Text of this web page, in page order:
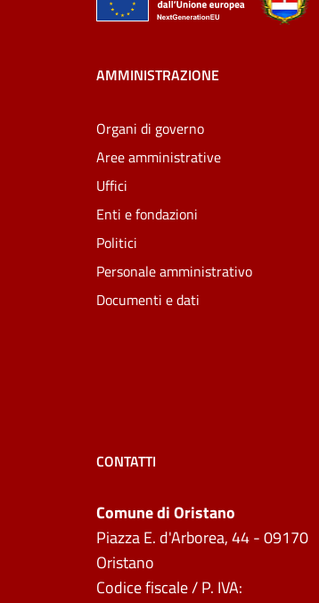
AMMINISTRAZIONE
Organi di governo
Aree amministrative
Uffici
Enti e fondazioni
Politici
Personale amministrativo
Documenti e dati
CONTATTI
Comune di Oristano
Piazza E. d'Arborea, 44 - 09170
Oristano
Codice fiscale / P. IVA: